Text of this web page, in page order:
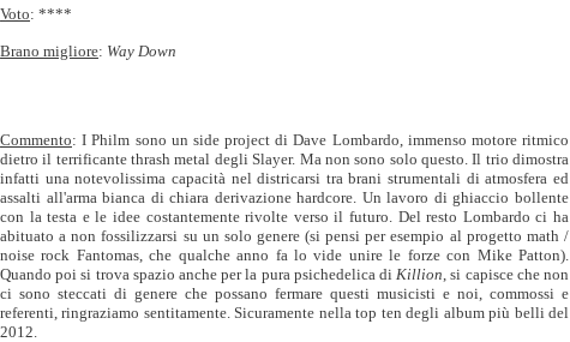
Voto: ****
Brano migliore: Way Down
Commento: I Philm sono un side project di Dave Lombardo, immenso motore ritmico
dietro il terrificante thrash metal degli Slayer. Ma non sono solo questo. Il trio dimostra
infatti una notevolissima capacità nel districarsi tra brani strumentali di atmosfera ed
assalti all'arma bianca di chiara derivazione hardcore. Un lavoro di ghiaccio bollente
con la testa e le idee costantemente rivolte verso il futuro. Del resto Lombardo ci ha
abituato a non fossilizzarsi su un solo genere (si pensi per esempio al progetto math /
noise rock Fantomas, che qualche anno fa lo vide unire le forze con Mike Patton).
Quando poi si trova spazio anche per la pura psichedelica di Killion , si capisce che non
ci sono steccati di genere che possano fermare questi musicisti e noi, commossi e
referenti, ringraziamo sentitamente. Sicuramente nella top ten degli album più belli del
2012.